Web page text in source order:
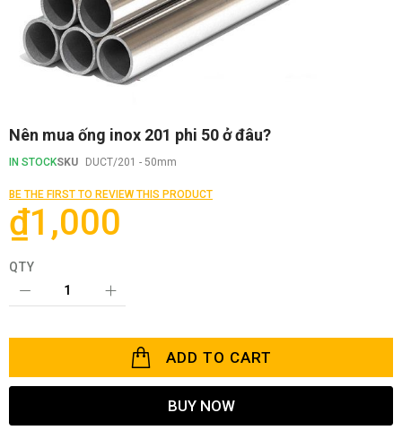
Skip
the
of
the
images
gallery
Nên mua ống inox 201 phi 50 ở đâu?
IN STOCKSKU DUCT/201 - 50mm
BE THE FIRST TO REVIEW THIS PRODUCT
₫1,000
QTY
ADD TO CART
BUY NOW